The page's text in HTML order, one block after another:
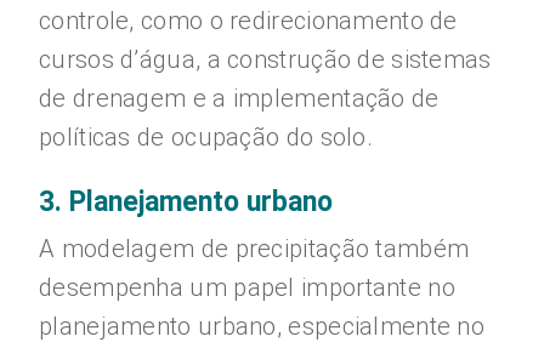
controle, como o redirecionamento de
cursos d’água, a construção de sistemas
de drenagem e a implementação de
políticas de ocupação do solo.
3. Planejamento urbano
A modelagem de precipitação também
desempenha um papel importante no
planejamento urbano, especialmente no